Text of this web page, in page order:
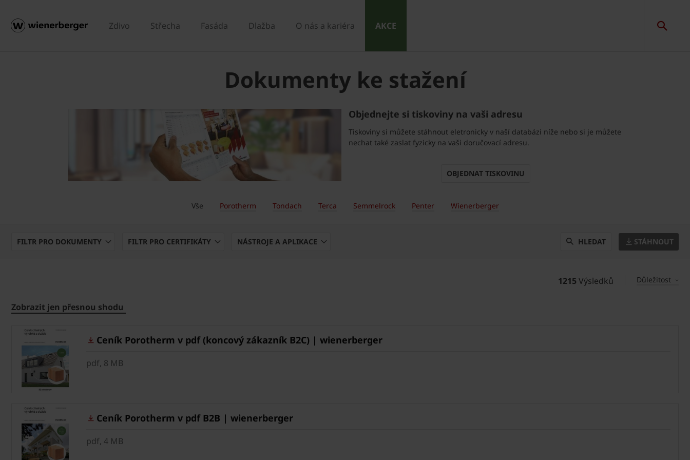
Zdivo Střecha Fasáda Dlažba O nás a kariéra AKCE
Dokumenty ke stažení
Objednejte si tiskoviny na vaši adresu
Tiskoviny si můžete stáhnout eletronicky v naší databázi níže nebo si je můžete
nechat také zaslat fyzicky na vaši doručovací adresu.
OBJEDNAT TISKOVINU
Vše Porotherm Tondach Terca Semmelrock Penter Wienerberger
FILTR PRO DOKUMENTY FILTR PRO CERTIFIKÁTY NÁSTROJE A APLIKACE HLEDAT STÁHNOUT
Zobrazit jen přesnou shodu
1215 Výsledků Důležitost
Ceník Porotherm v pdf (koncový zákazník B2C) | wienerberger
pdf, 8 MB
Ceník Porotherm v pdf B2B | wienerberger
pdf, 4 MB